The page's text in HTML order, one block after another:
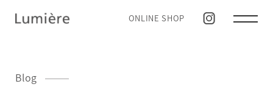
ONLINE SHOP
Blog